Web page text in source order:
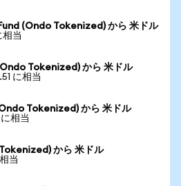
(Ondo Tokenized) から 米ドル
相当
Tokenized) から 米ドル
に相当
Tokenized) から 米ドル
相当
から 米ドル
当